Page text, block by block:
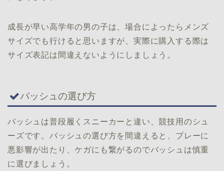
成長が早い高学年の男の子は、場合によったらメンズ
サイズでも行けると思いますが、実際に購入する際は
サイズ表記は間違えないようにしましょう。
バッシュの選び方
バッシュは普段履くスニーカーと違い、競技用のシュ
ーズです。バッシュの選び方を間違えると、プレーに
悪影響が出たり、ケガにも繋がるのでバッシュは慎重
に選びましょう。